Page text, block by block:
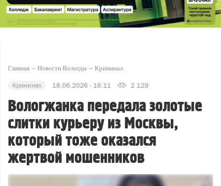
Главная Новости Вологды Криминал
Криминал 18.06.2026 - 16:11 2 129
Вологжанка передала золотые
слитки курьеру из Москвы,
который тоже оказался
жертвой мошенников